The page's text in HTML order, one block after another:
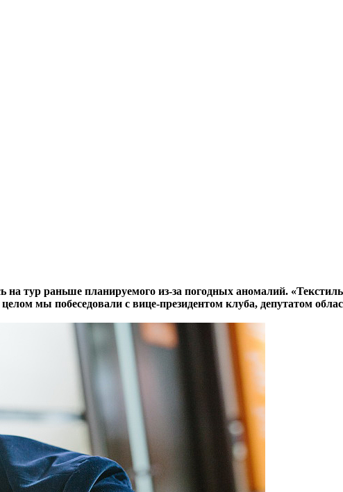
на тур раньше планируемого из-за погодных аномалий.
целом мы побеседовали с вице-президентом клуба, депутатом